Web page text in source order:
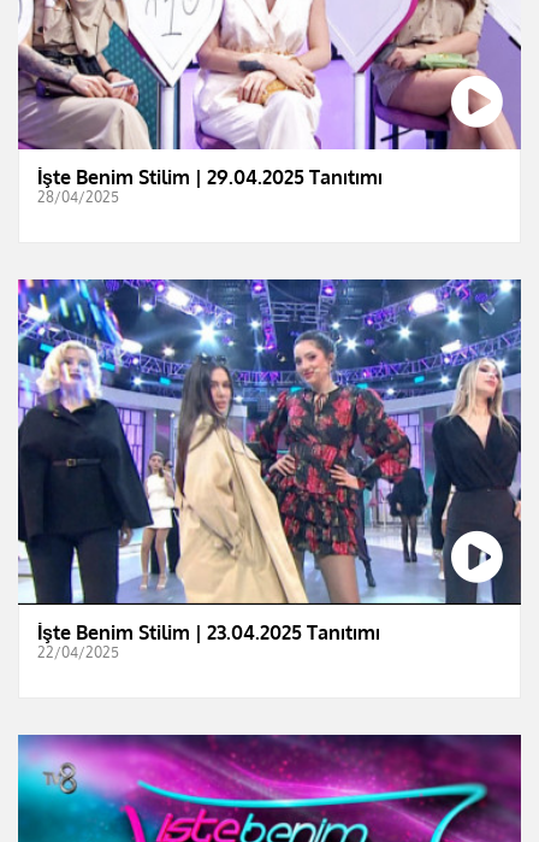
İşte Benim Stilim | 29.04.2025 Tanıtımı
28/04/2025
İşte Benim Stilim | 23.04.2025 Tanıtımı
22/04/2025